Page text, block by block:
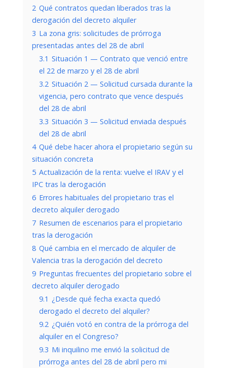
2 Qué contratos quedan liberados tras la
derogación del decreto alquiler
3 La zona gris: solicitudes de prórroga
presentadas antes del 28 de abril
3.1 Situación 1 — Contrato que venció entre
el 22 de marzo y el 28 de abril
3.2 Situación 2 — Solicitud cursada durante la
vigencia, pero contrato que vence después
del 28 de abril
3.3 Situación 3 — Solicitud enviada después
del 28 de abril
4 Qué debe hacer ahora el propietario según su
situación concreta
5 Actualización de la renta: vuelve el IRAV y el
IPC tras la derogación
6 Errores habituales del propietario tras el
decreto alquiler derogado
7 Resumen de escenarios para el propietario
tras la derogación
8 Qué cambia en el mercado de alquiler de
Valencia tras la derogación del decreto
9 Preguntas frecuentes del propietario sobre el
decreto alquiler derogado
9.1 ¿Desde qué fecha exacta quedó
derogado el decreto del alquiler?
9.2 ¿Quién votó en contra de la prórroga del
alquiler en el Congreso?
9.3 Mi inquilino me envió la solicitud de
prórroga antes del 28 de abril pero mi